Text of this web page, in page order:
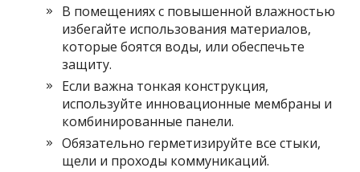
В помещениях с повышенной влажностью
избегайте использования материалов,
которые боятся воды, или обеспечьте
защиту.
Если важна тонкая конструкция,
используйте инновационные мембраны и
комбинированные панели.
Обязательно герметизируйте все стыки,
щели и проходы коммуникаций.